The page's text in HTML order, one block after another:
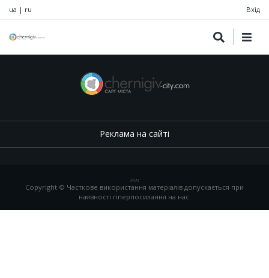
ua | ru Вхід
Реклама на сайті
.,.,.
Copyright © Часткове використання матеріалів допускається при
наявності гіперпосилання на нас.